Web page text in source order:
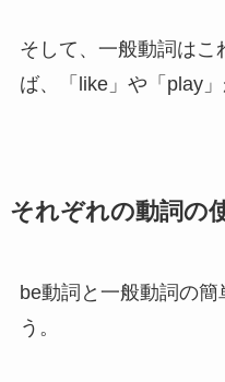
そして、 一般動詞はこ
ば、「like」や「play
それぞれの動詞の
be動詞と一般動詞の簡
う。